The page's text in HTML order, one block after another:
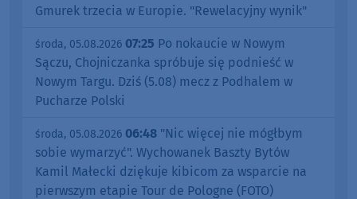
Gmurek trzecia w Europie. "Rewelacyjny wynik"
środa, 05.08.2026 07:25 Po nokaucie w Nowym
Sączu, Chojniczanka spróbuje się podnieść w
Nowym Targu. Dziś (5.08) mecz z Podhalem w
Pucharze Polski
środa, 05.08.2026 06:48 "Nic więcej nie mógłbym
sobie wymarzyć". Wychowanek Baszty Bytów
Kamil Małecki dziękuje kibicom za wsparcie na
pierwszym etapie Tour de Pologne (FOTO)